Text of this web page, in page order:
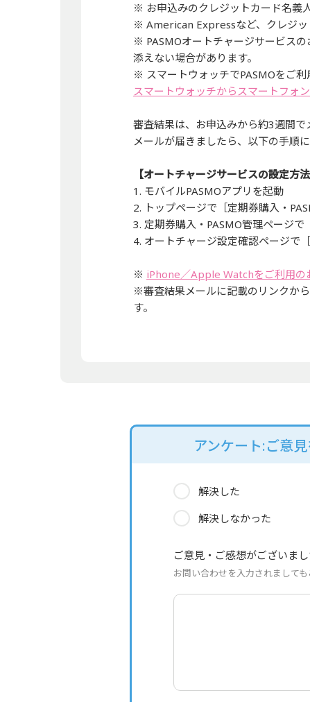
※ お申込みのクレジットカード名義
※ American Expressなど、クレジッ
※ PASMOオートチャージサービス
添えない場合があります。
※ スマートウォッチでPASMOをご利
スマートウォッチからスマートフォ
審査結果は、お申込みから約3週間で
メールが届きましたら、以下の手順
【オートチャージサービスの設定方法
1. モバイルPASMOアプリを起動
2. トップページで［定期券購入・
3. 定期券購入・PASMO管理ページ
4. オートチャージ設定確認ページで
※ iPhone／Apple Watchをご利用の
※審査結果メールに記載のリンクか
す。
アンケート:ご意
解決した
解決しなかった
ご意見・ご感想がございま
お問い合わせを入力されまして